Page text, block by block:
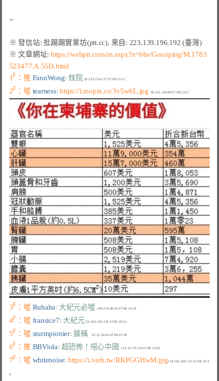
※ 發信站: 批踢踢實業坊(ptt.cc), 來自: 223.139.196.192 (臺灣)
※ 文章網址: https://webptt.com/m.aspx?n=bbs/Gossiping/M.1783
523477.A.55D.html
1F ：推 FannWong: 妓院
2F ：噓 tearness: https://i.mopix.cc/3v5w6L.jpg
3F ：噓 Ruhaha: 大紀元必噓
  180.218.86.85 07/08 23:18
4F ：噓 fransice7: 大紀元
5F ：噓 sturmpionier: 據稱
6F ：推 BBViola: 超恐怖！噁心中國
  119.14.79.120 07/08 23:45
7F ：噓 whitenoise: https://i.verb.tw/RKFGGHwM.jpg218.166.100.110 07/08 23:4
9